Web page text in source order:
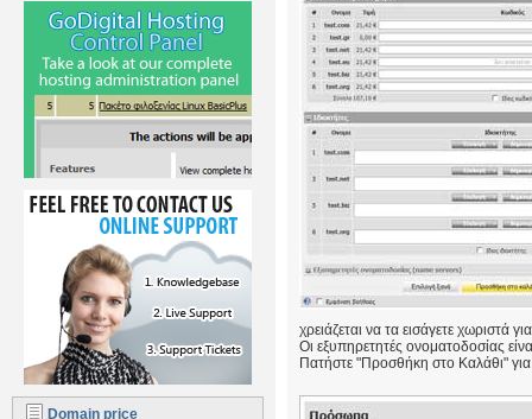
Domain price
χρειάζεται να τα εισάγετε χωριστά
Οι εξυπηρετητές ονοματοδοσίας
Πατήστε "Προσθήκη στο Καλάθι"